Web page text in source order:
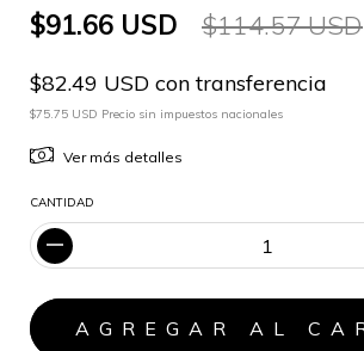
$91.66 USD $114.57 USD
$82.49 USD con transferencia
$75.75 USD Precio sin impuestos nacionales
Ver más detalles
CANTIDAD